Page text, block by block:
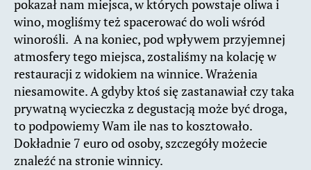
pokazał nam miejsca, w których powstaje oliwa i
wino, mogliśmy też spacerować do woli wśród
winorośli. A na koniec, pod wpływem przyjemnej
atmosfery tego miejsca, zostaliśmy na kolację w
restauracji z widokiem na winnice. Wrażenia
niesamowite. A gdyby ktoś się zastanawiał czy taka
prywatną wycieczka z degustacją może być droga,
to podpowiemy Wam ile nas to kosztowało.
Dokładnie 7 euro od osoby, szczegóły możecie
znaleźć na stronie winnicy.